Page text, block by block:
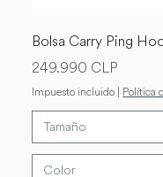
Bolsa Carry Ping
Precio
249.990 CLP
Impuesto incluido | Política
Tamaño
Color